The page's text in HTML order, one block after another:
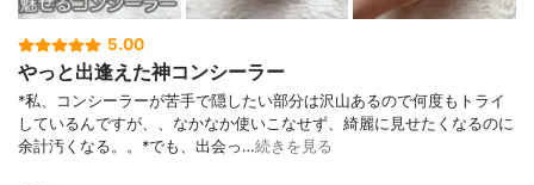
5.00
やっと出逢えた神コンシーラー
*私、コンシーラーが苦手で隠したい部分は沢山あるので何度もトライ
しているんですが、、なかなか使いこなせず、綺麗に見せたくなるのに
余計汚くなる。。⁡*でも、出会っ…続きを見る